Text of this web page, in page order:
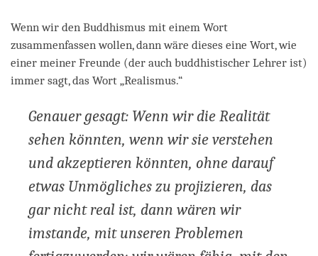
Wenn wir den Buddhismus mit einem Wort
zusammenfassen wollen, dann wäre dieses eine Wort, wie
einer meiner Freunde (der auch buddhistischer Lehrer ist)
immer sagt, das Wort „Realismus.“
Genauer gesagt: Wenn wir die Realität
sehen könnten, wenn wir sie verstehen
und akzeptieren könnten, ohne darauf
etwas Unmögliches zu projizieren, das
gar nicht real ist, dann wären wir
imstande, mit unseren Problemen